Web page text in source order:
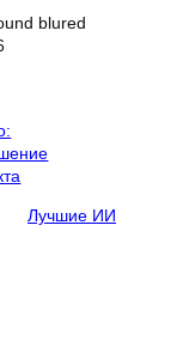
Лучшие ИИ